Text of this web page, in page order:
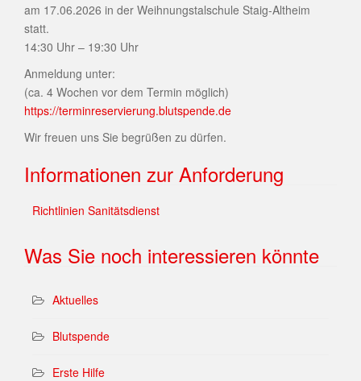
am 17.06.2026 in der Weihnungstalschule Staig-Altheim
statt.
14:30 Uhr – 19:30 Uhr
Anmeldung unter:
(ca. 4 Wochen vor dem Termin möglich)
https://terminreservierung.blutspende.de
Wir freuen uns Sie begrüßen zu dürfen.
Informationen zur Anforderung
Richtlinien Sanitätsdienst
Was Sie noch interessieren könnte
Aktuelles
Blutspende
Erste Hilfe